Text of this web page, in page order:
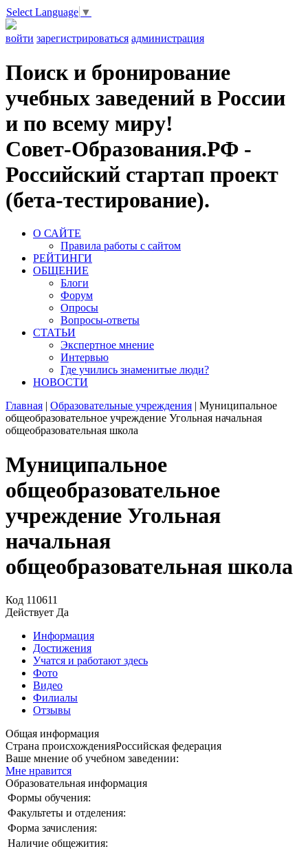
Select Language ▼
войти зарегистрироваться администрация
Поиск и бронирование
учебных заведений в России
и по всему миру!
Совет-Образования.РФ -
Российский стартап проект
(бета-тестирование).
О САЙТЕ
Правила работы с сайтом
РЕЙТИНГИ
ОБЩЕНИЕ
Блоги
Форум
Опросы
Вопросы-ответы
СТАТЬИ
Экспертное мнение
Интервью
Где учились знаменитые люди?
НОВОСТИ
Главная | Образовательные учреждения | Муниципальное
общеобразовательное учреждение Угольная начальная
общеобразовательная школа
Муниципальное
общеобразовательное
учреждение Угольная
начальная
общеобразовательная школа
Код 110611
Действует Да
Информация
Достижения
Учатся и работают здесь
Фото
Видео
Филиалы
Отзывы
Общая информация
Страна происхожденияРоссийская федерация
Ваше мнение об учебном заведении:
Мне нравится
Образовательная информация
Формы обучения:
Факультеты и отделения:
Форма зачисления:
Наличие общежития: